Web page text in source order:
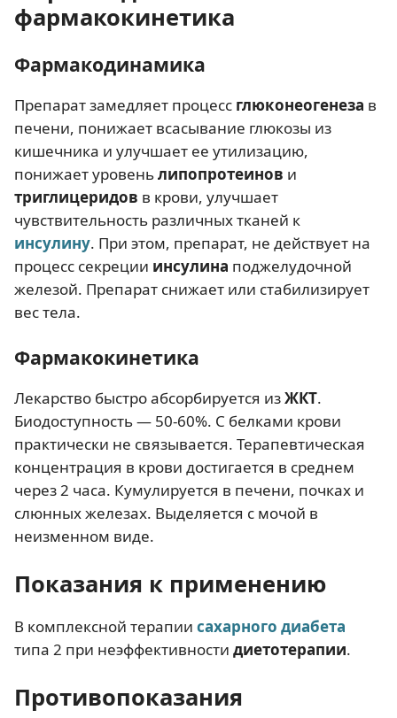
фармакокинетика
Фармакодинамика
Препарат замедляет процесс глюконеогенеза в
печени, понижает всасывание глюкозы из
кишечника и улучшает ее утилизацию,
понижает уровеньлипопротеинов и
триглицеридов в крови, улучшает
чувствительность различных тканей к
инсулину. При этом, препарат, не действует на
процесс секреции инсулина поджелудочной
железой. Препарат снижает или стабилизирует
вес тела.
Фармакокинетика
Лекарство быстро абсорбируется изЖКТ.
Биодоступность — 50-60%. С белками крови
практически не связывается. Терапевтическая
концентрация в крови достигается в среднем
через 2 часа. Кумулируется в печени, почках и
слюнных железах. Выделяется с мочой в
неизменном виде.
Показания к применению
В комплексной терапии сахарного диабета
типа 2 при неэффективности диетотерапии.
Противопоказания